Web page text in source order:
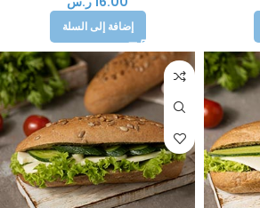
إضافة إلى السلة